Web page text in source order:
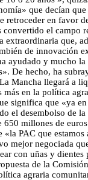
que decían
retroceder en favor
convertido el campo
extraordinaria que,
de innovación
ayudado y mucho
De hecho, ha
Mancha llegará a
más en la política
significa que «ya
el desembolso de
650 millones de
«la PAC que estamos
mejor negociada
con uñas y dientes
de la
agraria